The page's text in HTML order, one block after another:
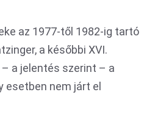
az 1977-től 1982-ig tartó
a későbbi XVI.
– a jelentés szerint – a
esetben nem járt el